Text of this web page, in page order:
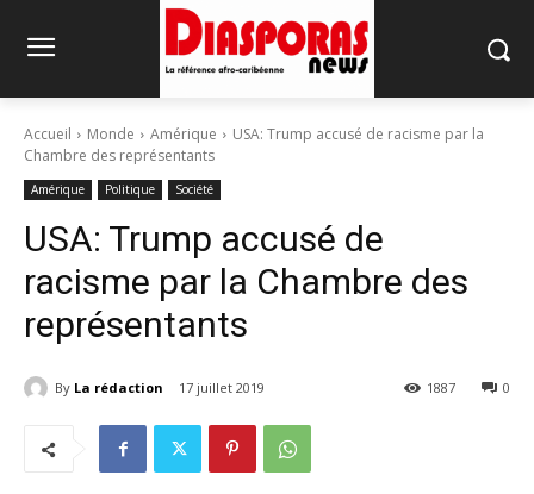
Accueil Monde Amérique
USA: Trump accusé de racisme par la
Chambre des représentants
Amérique Politique Société
USA: Trump accusé de
racisme par la Chambre des
représentants
By La rédaction 17 juillet 2019 0
1887